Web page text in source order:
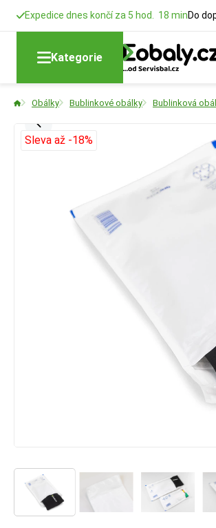
Expedice dnes končí za 5 hod. 18 minDo
Kategorie
Obálky Bublinkové obálky Bublinková
Sleva až -18%